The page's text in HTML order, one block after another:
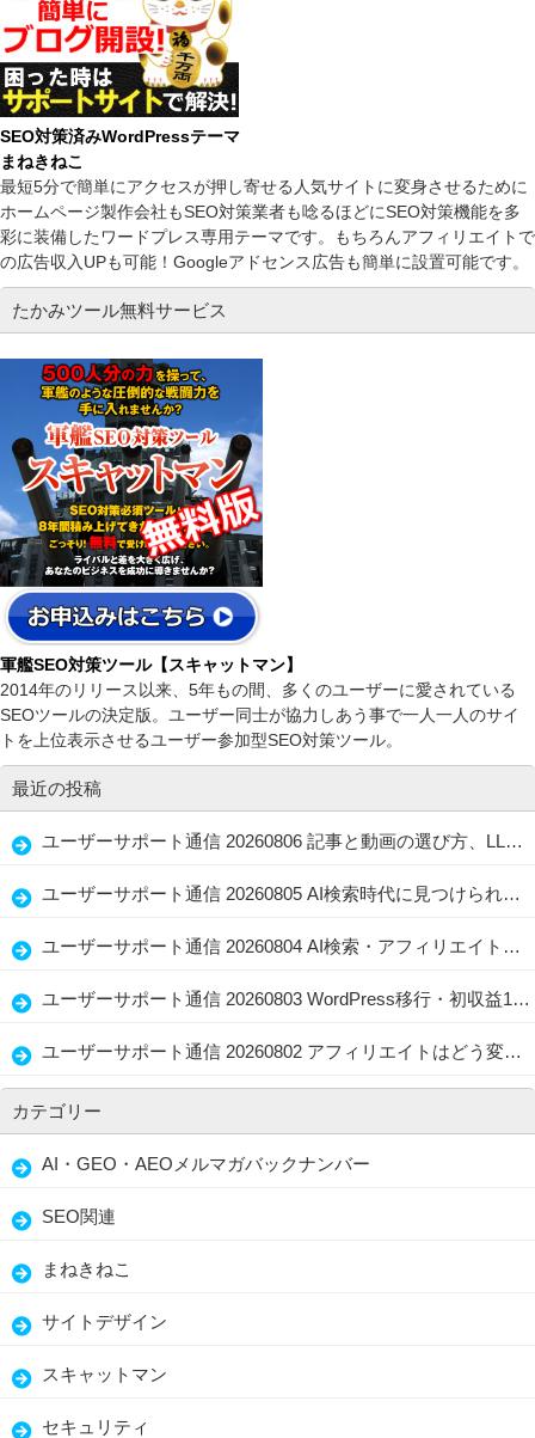
SEO対策済みWordPressテーマ
まねきねこ
最短5分で簡単にアクセスが押し寄せる人気サイトに変身させるために
ホームページ製作会社もSEO対策業者も唸るほどにSEO対策機能を多
彩に装備したワードプレス専用テーマです。もちろんアフィリエイトで
の広告収入UPも可能！Googleアドセンス広告も簡単に設置可能です。
たかみツール無料サービス
軍艦SEO対策ツール【スキャットマン】
2014年のリリース以来、5年もの間、多くのユーザーに愛されている
SEOツールの決定版。ユーザー同士が協力しあう事で一人一人のサイ
トを上位表示させるユーザー参加型SEO対策ツール。
最近の投稿
ユーザーサポート通信 20260806 記事と動画の選び方、LLMO・GEOで忘れない読者ファースト
ユーザーサポート通信 20260805 AI検索時代に見つけられる店舗情報と記事の整え方、生かし方
ユーザーサポート通信 20260804 AI検索・アフィリエイト・水着選びに共通する「伝わる情報設計」
ユーザーサポート通信 20260803 WordPress移行・初収益1万円・問い合わせ導線を見直すブログ改善術
ユーザーサポート通信 20260802 アフィリエイトはどう変わる？WordPress・AI Writer・経験者の強み
カテゴリー
AI・GEO・AEOメルマガバックナンバー
SEO関連
まねきねこ
サイトデザイン
スキャットマン
セキュリティ